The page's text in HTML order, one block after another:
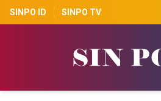
SINPO ID SINPO TV